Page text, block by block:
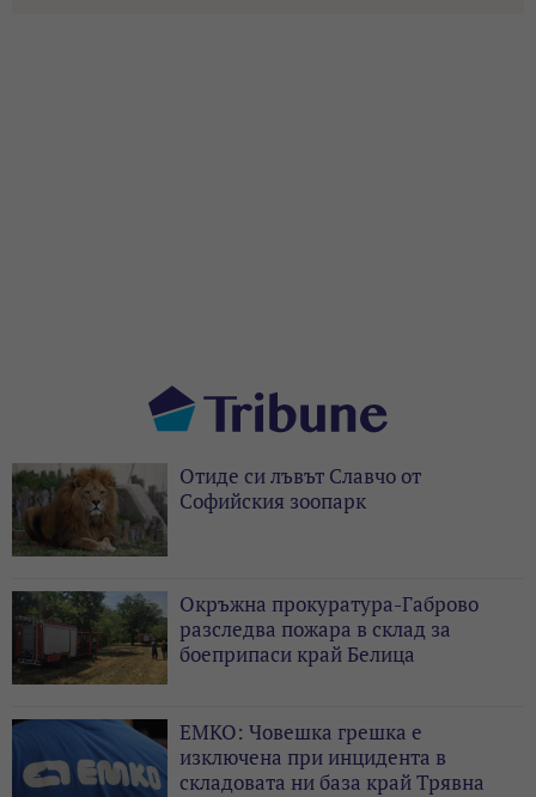
Отиде си лъвът Славчо от
Софийския зоопарк
Окръжна прокуратура-Габрово
разследва пожара в склад за
боеприпаси край Белица
ЕМКО: Човешка грешка е
изключена при инцидента в
складовата ни база край Трявна